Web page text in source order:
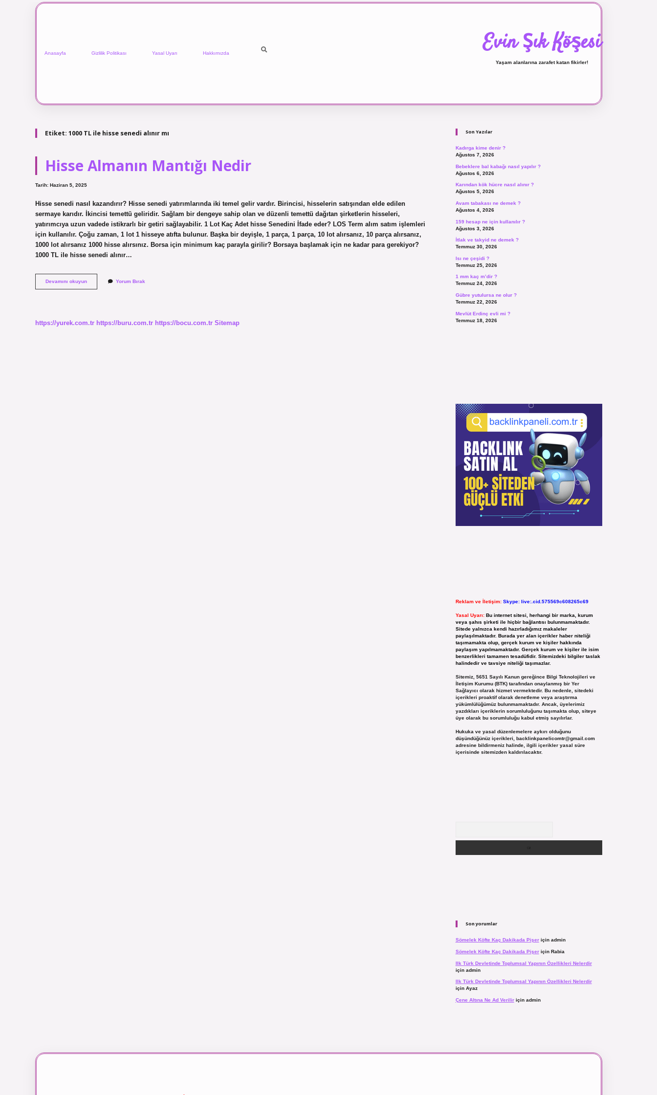
Anasayfa Gizlilik Politikası Yasal Uyarı Hakkımızda Evin Şık Köşesi
Yaşam alanlarına zarafet katan fikirler!
Etiket: 1000 TL ile hisse senedi alınır mı
Hisse Almanın Mantığı Nedir
Tarih: Haziran 5, 2025
Hisse senedi nasıl kazandırır? Hisse senedi yatırımlarında iki temel gelir vardır. Birincisi, hisselerin satışından elde edilen
sermaye karıdır. İkincisi temettü geliridir. Sağlam bir dengeye sahip olan ve düzenli temettü dağıtan şirketlerin hisseleri,
yatırımcıya uzun vadede istikrarlı bir getiri sağlayabilir. 1 Lot Kaç Adet hisse Senedini İfade eder? LOS Term alım satım işlemleri
için kullanılır. Çoğu zaman, 1 lot 1 hisseye atıfta bulunur. Başka bir deyişle, 1 parça, 1 parça, 10 lot alırsanız, 10 parça alırsanız,
1000 lot alırsanız 1000 hisse alırsınız. Borsa için minimum kaç parayla girilir? Borsaya başlamak için ne kadar para gerekiyor?
1000 TL ile hisse senedi alınır…
Devamını okuyunHisse
Almanın
Yorum Bırak
https://yurek.com.tr https://buru.com.tr https://bocu.com.tr Sitemap
Son Yazılar
Kadırga kime denir ?
Ağustos 7, 2026
Bebeklere bal kabağı nasıl yapılır ?
Ağustos 6, 2026
Karından kök hücre nasıl alınır ?
Ağustos 5, 2026
Avam tabakası ne demek ?
Ağustos 4, 2026
159 hesap ne için kullanılır ?
Ağustos 3, 2026
İtlak ve takyid ne demek ?
Temmuz 30, 2026
Isı ne çeşidi ?
Temmuz 25, 2026
1 mm kaç m’dir ?
Temmuz 24, 2026
Gübre yutulursa ne olur ?
Temmuz 22, 2026
Mevlüt Erdinç evli mi ?
Temmuz 18, 2026
Reklam ve İletişim: Skype: live:.cid.575569c608265c69
Yasal Uyarı: Bu internet sitesi, herhangi bir marka, kurum
veya şahıs şirketi ile hiçbir bağlantısı bulunmamaktadır.
Sitede yalnızca kendi hazırladığımız makaleler
paylaşılmaktadır. Burada yer alan içerikler haber niteliği
taşımamakta olup, gerçek kurum ve kişiler hakkında
paylaşım yapılmamaktadır. Gerçek kurum ve kişiler ile isim
benzerlikleri tamamen tesadüfidir. Sitemizdeki bilgiler taslak
halindedir ve tavsiye niteliği taşımazlar.
Sitemiz, 5651 Sayılı Kanun gereğince Bilgi Teknolojileri ve
İletişim Kurumu (BTK) tarafından onaylanmış bir Yer
Sağlayıcı olarak hizmet vermektedir. Bu nedenle, sitedeki
içerikleri proaktif olarak denetleme veya araştırma
yükümlülüğümüz bulunmamaktadır. Ancak, üyelerimiz
yazdıkları içeriklerin sorumluluğunu taşımakta olup, siteye
üye olarak bu sorumluluğu kabul etmiş sayılırlar.
Hukuka ve yasal düzenlemelere aykırı olduğunu
düşündüğünüz içerikleri, backlinkpanelicomtr@gmail.com
adresine bildirmeniz halinde, ilgili içerikler yasal süre
içerisinde sitemizden kaldırılacaktır.
Son yorumlar
Sömelek Köfte Kaç Dakikada Pişeriçin admin
Sömelek Köfte Kaç Dakikada Pişeriçin Rabia
Ilk Türk Devletinde Toplumsal Yapının Özellikleri Nelerdir
için admin
Ilk Türk Devletinde Toplumsal Yapının Özellikleri Nelerdir
için Ayaz
Çene Altına Ne Ad Veriliriçin admin